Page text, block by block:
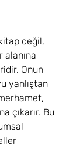
değil,
alanına
Onun
yanlıştan
çıkarır. Bu